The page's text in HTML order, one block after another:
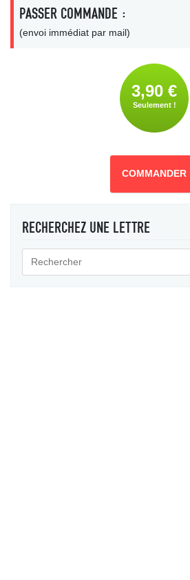
PASSER COMMANDE :
(envoi immédiat par mail)
3,90 €
Seulement !
COMMANDER
RECHERCHEZ UNE LETTRE